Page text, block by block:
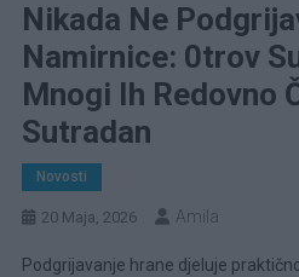
Nikada Ne
Namirnice: 0trov
Mnogi Ih Redovno
Sutradan
Novosti
20 Maja, 2026 Amila
Podgrijavanje hrane djeluje